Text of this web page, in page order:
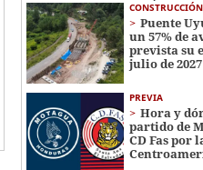
CONSTRUCCIÓN
Puente
un 57% de
prevista su
julio de 2027
PREVIA
Hora y
partido de
CD Fas por